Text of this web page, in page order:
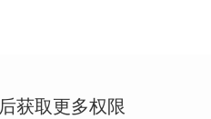
获取更多权限